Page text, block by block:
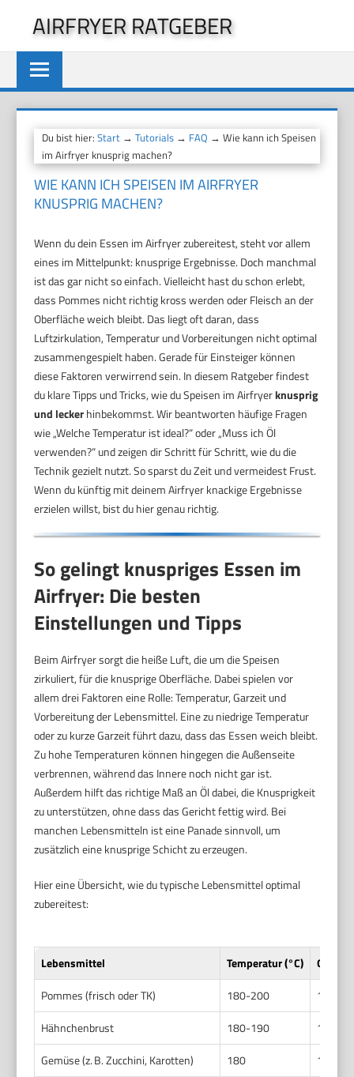
springen
AIRFRYER RATGEBER
Du bist hier:Start →Tutorials → FAQ → Wie kann ich Speisen
im Airfryer knusprig machen?
WIE KANN ICH SPEISEN IM AIRFRYER
KNUSPRIG MACHEN?
Wenn du dein Essen im Airfryer zubereitest, steht vor allem
eines im Mittelpunkt: knusprige Ergebnisse. Doch manchmal
ist das gar nicht so einfach. Vielleicht hast du schon erlebt,
dass Pommes nicht richtig kross werden oder Fleisch an der
Oberfläche weich bleibt. Das liegt oft daran, dass
Luftzirkulation, Temperatur und Vorbereitungen nicht optimal
zusammengespielt haben. Gerade für Einsteiger können
diese Faktoren verwirrend sein. In diesem Ratgeber findest
du klare Tipps und Tricks, wie du Speisen im Airfryerknusprig
und leckerhinbekommst. Wir beantworten häufige Fragen
wie „Welche Temperatur ist ideal?“ oder „Muss ich Öl
verwenden?“ und zeigen dir Schritt für Schritt, wie du die
Technik gezielt nutzt. So sparst du Zeit und vermeidest Frust.
Wenn du künftig mit deinem Airfryer knackige Ergebnisse
erzielen willst, bist du hier genau richtig.
So gelingt knuspriges Essen im
Airfryer: Die besten
Einstellungen und Tipps
Beim Airfryer sorgt die heiße Luft, die um die Speisen
zirkuliert, für die knusprige Oberfläche. Dabei spielen vor
allem drei Faktoren eine Rolle: Temperatur, Garzeit und
Vorbereitung der Lebensmittel. Eine zu niedrige Temperatur
oder zu kurze Garzeit führt dazu, dass das Essen weich bleibt.
Zu hohe Temperaturen können hingegen die Außenseite
verbrennen, während das Innere noch nicht gar ist.
Außerdem hilft das richtige Maß an Öl dabei, die Knusprigkeit
zu unterstützen, ohne dass das Gericht fettig wird. Bei
manchen Lebensmitteln ist eine Panade sinnvoll, um
zusätzlich eine knusprige Schicht zu erzeugen.
Hier eine Übersicht, wie du typische Lebensmittel optimal
zubereitest:
Lebensmittel Temperatur (°C)
Pommes (frisch oder TK)
180-200
15-25
Hähnchenbrust
180-190
18-22
Gemüse (z. B. Zucchini, Karotten)
180
12-15